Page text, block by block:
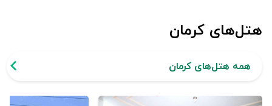
هتل‌های کرمان
همه هتل‌های کرمان